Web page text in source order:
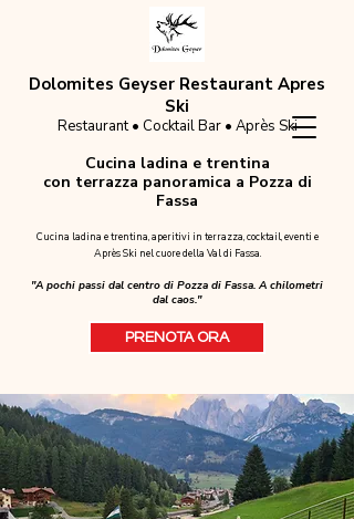
Dolomites Geyser Restaurant Apres
Ski
Restaurant • Cocktail Bar • Après Ski
Cucina ladina e trentina
con terrazza panoramica a Pozza di
Fassa
Cucina ladina e trentina, aperitivi in terrazza, cocktail, eventi e
Après Ski nel cuore della Val di Fassa.
"A pochi passi dal centro di Pozza di Fassa. A chilometri
dal caos."
PRENOTA ORA